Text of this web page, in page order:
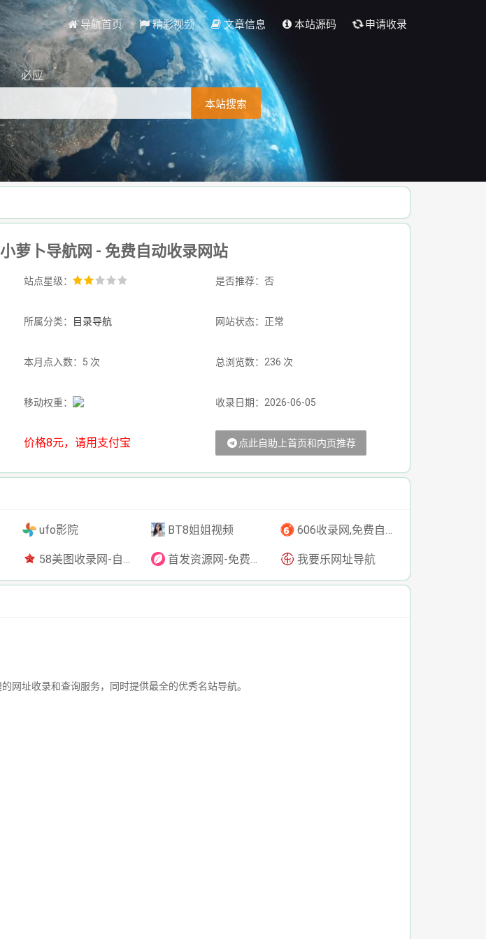
导航首页 精彩视频 文章信息 本站源码 申请收录
必应
本站搜索
小萝卜导航网 - 免费自动收录网站
站点星级： 是否推荐：否
所属分类： 目录导航 网站状态：正常
本月点入数：5 次 总浏览数：236 次
移动权重： 收录日期：2026-06-05
价格8元，请用支付宝 点此自助上首页和内页推荐
ufo影院 BT8姐姐视频 606收录网,免费自动秒收录网址,提供自动收录,网站导航大全源码,自动链,友情链接交换。
58美图收录网-自动收录网站-流量交换-自动链 首发资源网-免费资源下载-最新php源码下载-热门资源下载 我要乐网址导航
网址收录和查询服务，同时提供最全的优秀名站导航。